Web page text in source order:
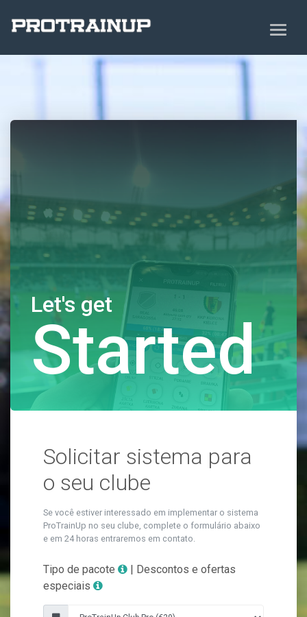
Let's get
Started
Solicitar sistema para
o seu clube
Se você estiver interessado em implementar o sistema
ProTrainUp no seu clube, complete o formulário abaixo
e em 24 horas entraremos em contato.
Tipo de pacote
| Descontos e ofertas
especiais